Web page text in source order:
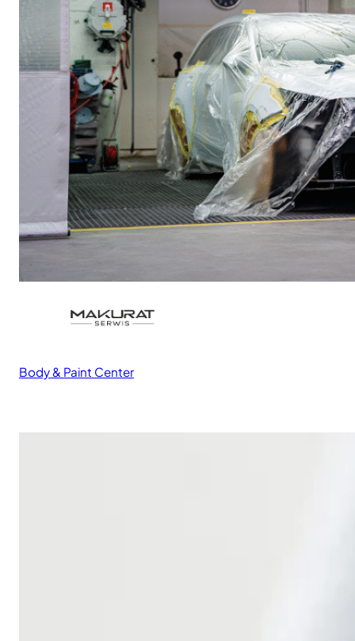
Body & Paint Center